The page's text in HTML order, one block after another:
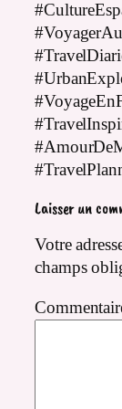
Laisser un
Votre
champs